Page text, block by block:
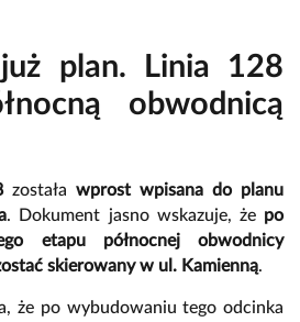
plan. Linia 128
obwodnicą
została wprost wpisana do planu
. Dokument jasno wskazuje, że po
etapu północnej obwodnicy
skierowany w ul. Kamienną.
że po wybudowaniu tego odcinka